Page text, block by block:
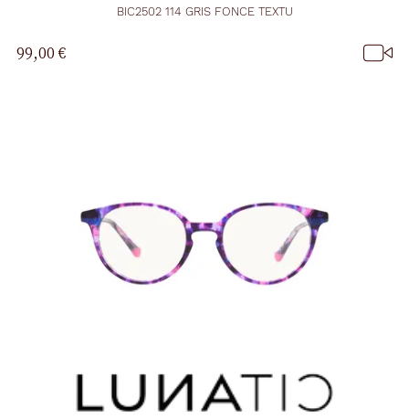
BIC2502 114 GRIS FONCE TEXTU
99,00 €